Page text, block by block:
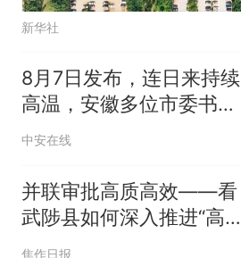
新华社
8月7日发布，连日来持续
高温，安徽多位市委书记
集中走进车间、施工现场
战高温 （编辑：晨晨）投
稿邮箱：3882124142
中安在线
并联审批高质高效——看
武陟县如何深入推进“高效
焦作日报